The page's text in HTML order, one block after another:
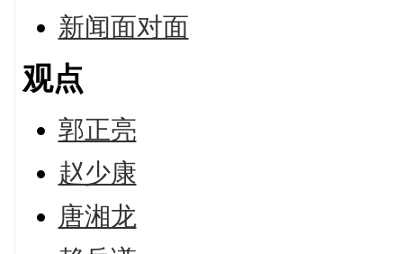
新闻面对面
观点
郭正亮
赵少康
唐湘龙